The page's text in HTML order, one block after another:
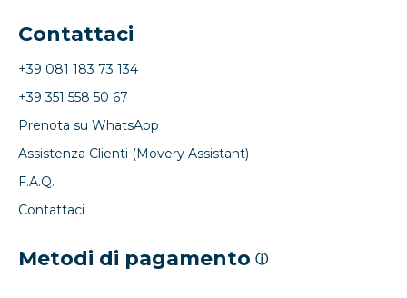
Contattaci
+39 081 183 73 134
+39 351 558 50 67
Prenota su WhatsApp
Assistenza Clienti (Movery Assistant)
F.A.Q.
Contattaci
Metodi di pagamento ⓘ